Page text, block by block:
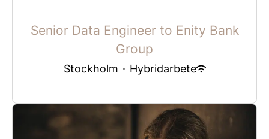
Senior Data Engineer to Enity Bank
Group
Stockholm · Hybridarbete